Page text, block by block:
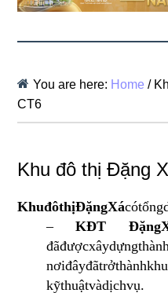
You are here: Home /
CT6
Khu đô thị Đặng
KhuđôthịĐặngXácótổng
–KĐT Đặng
đãđượcxâydựngthành
nơiđâyđãtrởthànhkhu
kỹthuậtvàdịchvụ.